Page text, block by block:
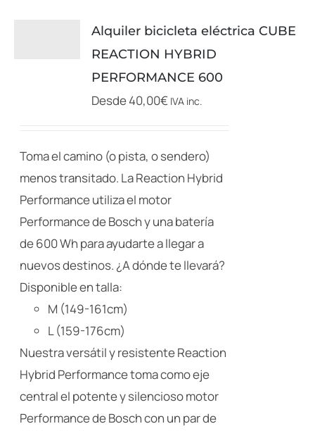
Las
opciones
se
pueden
en
la
página
de
producto
Alquiler bicicleta eléctrica CUBE
REACTION HYBRID
PERFORMANCE 600
Desde40,00€ IVA inc.
Toma el camino (o pista, o sendero)
menos transitado. La Reaction Hybrid
Performance utiliza el motor
Performance de Bosch y una batería
de 600 Wh para ayudarte a llegar a
nuevos destinos. ¿A dónde te llevará?
Disponible en talla:
M (149-161cm)
L (159-176cm)
Nuestra versátil y resistente Reaction
Hybrid Performance toma como eje
central el potente y silencioso motor
Performance de Bosch con un par de